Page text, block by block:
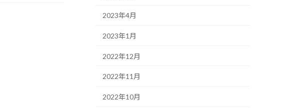
2023年4月
2023年1月
2022年12月
2022年11月
2022年10月